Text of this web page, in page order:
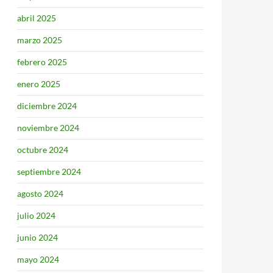
abril 2025
marzo 2025
febrero 2025
enero 2025
diciembre 2024
noviembre 2024
octubre 2024
septiembre 2024
agosto 2024
julio 2024
junio 2024
mayo 2024